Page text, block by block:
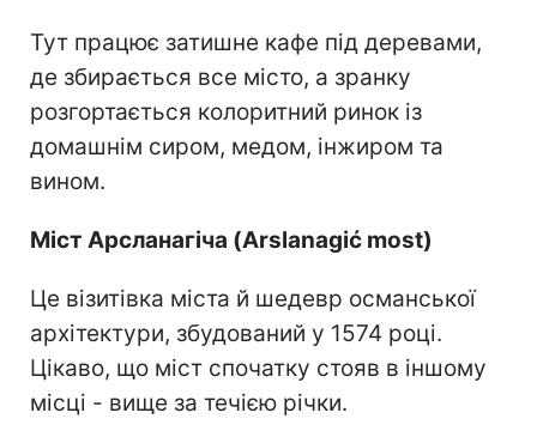
Тут працює затишне кафе під деревами,
де збирається все місто, а зранку
розгортається колоритний ринок із
домашнім сиром, медом, інжиром та
вином.
Міст Арсланагіча (Arslanagić most)
Це візитівка міста й шедевр османської
архітектури, збудований у 1574 році.
Цікаво, що міст спочатку стояв в іншому
місці - вище за течією річки.